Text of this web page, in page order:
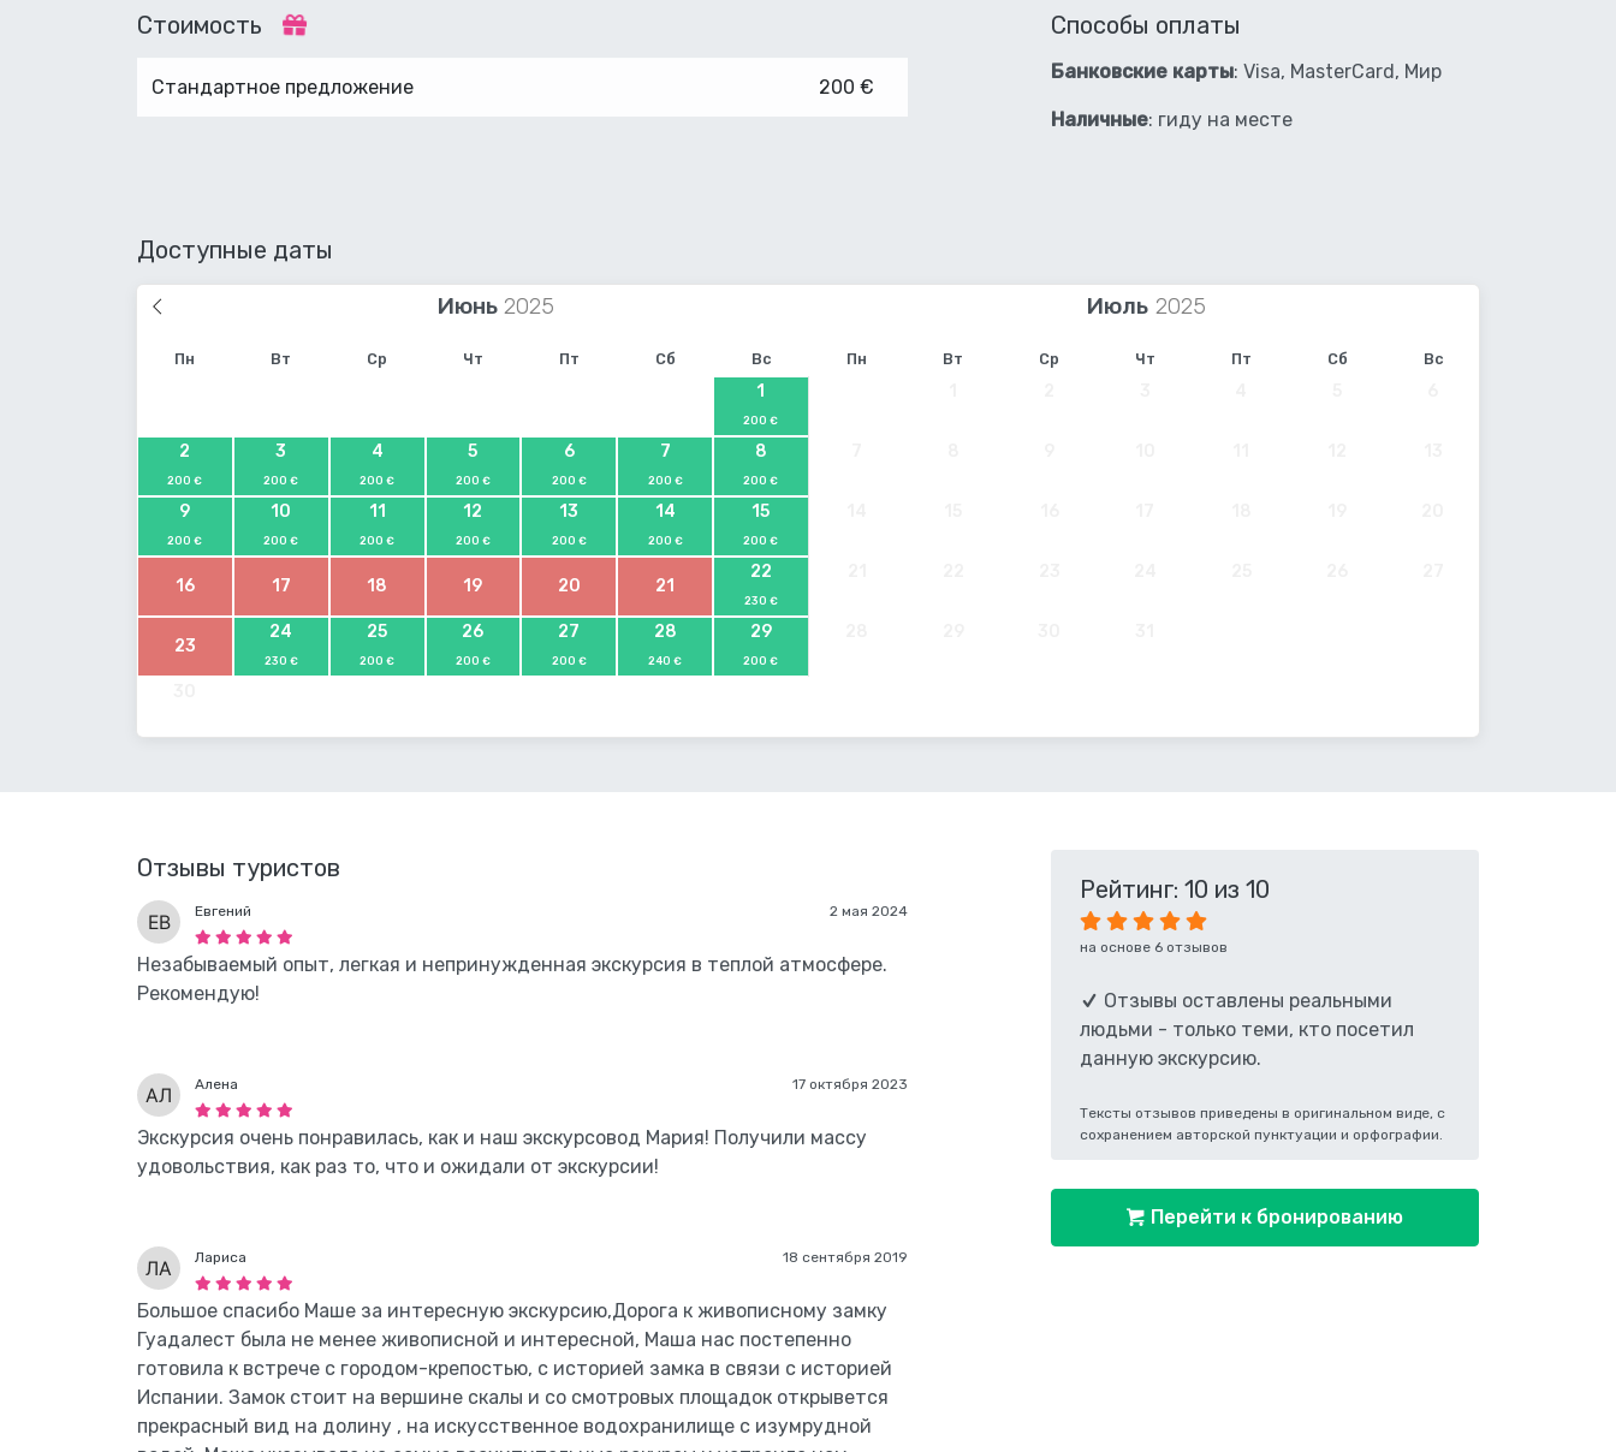
Стоимость
Стандартное предложение 200 €
Способы оплаты
Банковские карты: Visa, MasterCard, Мир
Наличные: гиду на месте
Доступные даты
Июнь Июль
Пн Вт Ср Чт Пт Сб Вс Пн Вт Ср Чт Пт Сб Вс
1
200 €
2
200 €
3
200 €
4
200 €
5
200 €
6
200 €
7
200 €
8
200 €
9
200 €
10
200 €
11
200 €
12
200 €
13
200 €
14
200 €
15
200 €
16 17 18 19 20 21
22
230 €
23
24
230 €
25
200 €
26
200 €
27
200 €
28
240 €
29
200 €
Отзывы туристов
2 мая 2024
Евгений
Незабываемый опыт, легкая и непринужденная экскурсия в теплой атмосфере.
Рекомендую!
17 октября 2023
Алена
Экскурсия очень понравилась, как и наш экскурсовод Мария! Получили массу
удовольствия, как раз то, что и ожидали от экскурсии!
18 сентября 2019
Лариса
Большое спасибо Маше за интересную экскурсию,Дорога к живописному замку
Гуадалест была не менее живописной и интересной, Маша нас постепенно
готовила к встрече с городом-крепостью, с историей замка в связи с историей
Испании. Замок стоит на вершине скалы и со смотровых площадок открывется
прекрасный вид на долину , на искусственное водохранилище с изумрудной
Рейтинг: 10 из 10
на основе 6 отзывов
Отзывы оставлены реальными
людьми - только теми, кто посетил
данную экскурсию.
Тексты отзывов приведены в оригинальном виде, с
сохранением авторской пунктуации и орфографии.
Перейти к бронированию